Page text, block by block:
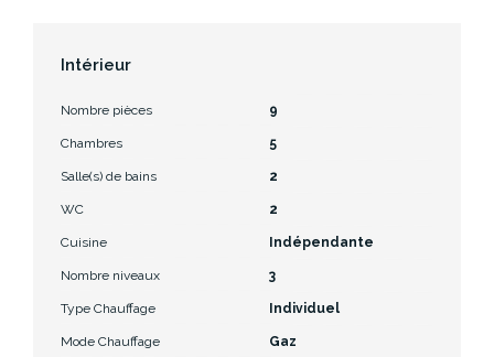
Intérieur
Nombre pièces 9
Chambres 5
Salle(s) de bains 2
WC 2
Cuisine Indépendante
Nombre niveaux 3
Type Chauffage Individuel
Mode Chauffage Gaz